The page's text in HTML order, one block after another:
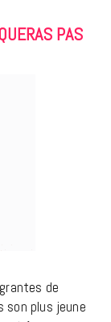
PAS
de
son plus jeune